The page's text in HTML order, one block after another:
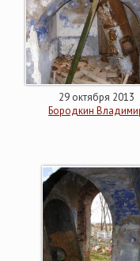
29 октября 2013
Бородкин